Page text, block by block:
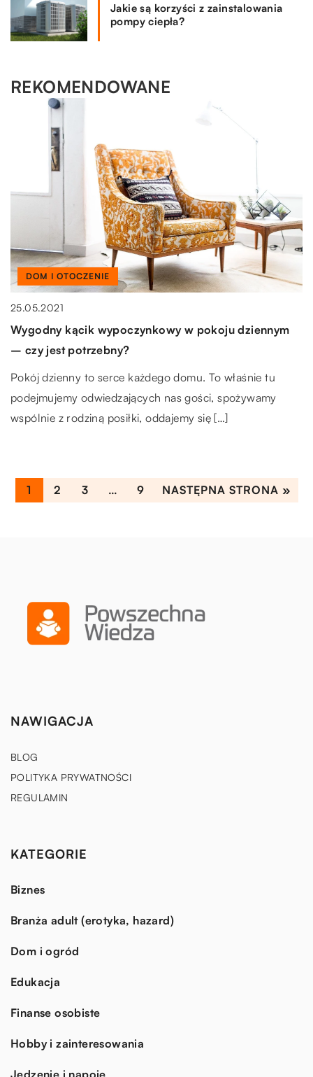
Jakie są korzyści z zainstalowania
pompy ciepła?
REKOMENDOWANE
LAJFSTAJL
09.01.2023
Jakie cechy wyróżniają buty wegańskie od innych
rodzajów?
Buty wegańskie są wykonane z materiałów wegańskich, a
nie z produktów zwierzęcych. Oznacza to, że nie
zawierają one skóry ani […]
LAJFSTAJL
30.12.2018
Kuchnia to miejsce wyjątkowo narażone na
zanieczyszczenia i pojawianie się niepożądanych żyjątek.
DOM I OTOCZENIE
25.05.2021
Wygodny kącik wypoczynkowy w pokoju dziennym
– czy jest potrzebny?
Pokój dzienny to serce każdego domu. To właśnie tu
podejmujemy odwiedzających nas gości, spożywamy
wspólnie z rodziną posiłki, oddajemy się […]
1 2 3 … 9 NASTĘPNA STRONA »
NAWIGACJA
BLOG
POLITYKA PRYWATNOŚCI
REGULAMIN
KATEGORIE
Biznes
Branża adult (erotyka, hazard)
Dom i ogród
Edukacja
Finanse osobiste
Hobby i zainteresowania
Jedzenie i napoje